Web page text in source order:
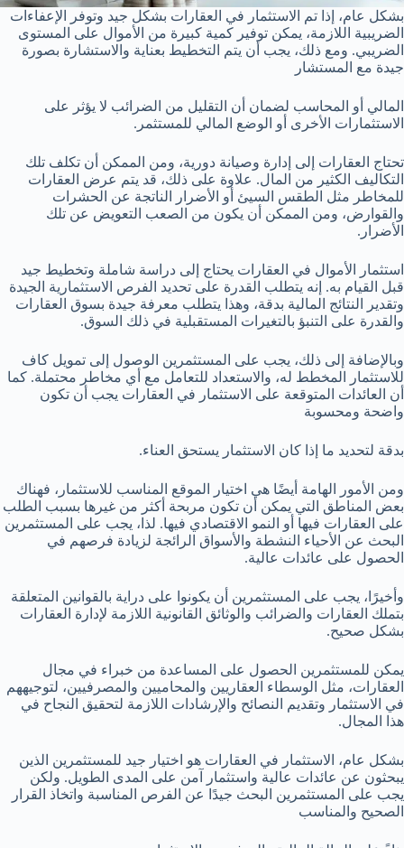
بشكل عام، إذا تم الاستثمار في العقارات بشكل جيد وتوفر الإعفاءات
الضريبية اللازمة، يمكن توفير كمية كبيرة من الأموال على المستوى
الضريبي. ومع ذلك، يجب أن يتم التخطيط بعناية والاستشارة بصورة
جيدة مع المستشار
المالي أو المحاسب لضمان أن التقليل من الضرائب لا يؤثر على
الاستثمارات الأخرى أو الوضع المالي للمستثمر.
تحتاج العقارات إلى إدارة وصيانة دورية، ومن الممكن أن تكلف تلك
التكاليف الكثير من المال. علاوة على ذلك، قد يتم عرض العقارات
للمخاطر مثل الطقس السيئ أو الأضرار الناتجة عن الحشرات
والقوارض، ومن الممكن أن يكون من الصعب التعويض عن تلك
الأضرار.
استثمار الأموال في العقارات يحتاج إلى دراسة شاملة وتخطيط جيد
قبل القيام به. إنه يتطلب القدرة على تحديد الفرص الاستثمارية الجيدة
وتقدير النتائج المالية بدقة، وهذا يتطلب معرفة جيدة بسوق العقارات
والقدرة على التنبؤ بالتغيرات المستقبلية في ذلك السوق.
وبالإضافة إلى ذلك، يجب على المستثمرين الوصول إلى تمويل كاف
للاستثمار المخطط له، والاستعداد للتعامل مع أي مخاطر محتملة. كما
أن العائدات المتوقعة على الاستثمار في العقارات يجب أن تكون
واضحة ومحسوبة
بدقة لتحديد ما إذا كان الاستثمار يستحق العناء.
ومن الأمور الهامة أيضًا هي اختيار الموقع المناسب للاستثمار، فهناك
بعض المناطق التي يمكن أن تكون مربحة أكثر من غيرها بسبب الطلب
على العقارات فيها أو النمو الاقتصادي فيها. لذا، يجب على المستثمرين
البحث عن الأحياء النشطة والأسواق الرائجة لزيادة فرصهم في
الحصول على عائدات عالية.
وأخيرًا، يجب على المستثمرين أن يكونوا على دراية بالقوانين المتعلقة
بتملك العقارات والضرائب والوثائق القانونية اللازمة لإدارة العقارات
بشكل صحيح.
يمكن للمستثمرين الحصول على المساعدة من خبراء في مجال
العقارات، مثل الوسطاء العقاريين والمحاميين والمصرفيين، لتوجيههم
في الاستثمار وتقديم النصائح والإرشادات اللازمة لتحقيق النجاح في
هذا المجال.
بشكل عام، الاستثمار في العقارات هو اختيار جيد للمستثمرين الذين
يبحثون عن عائدات عالية واستثمار آمن على المدى الطويل. ولكن
يجب على المستثمرين البحث جيدًا عن الفرص المناسبة واتخاذ القرار
الصحيح والمناسب